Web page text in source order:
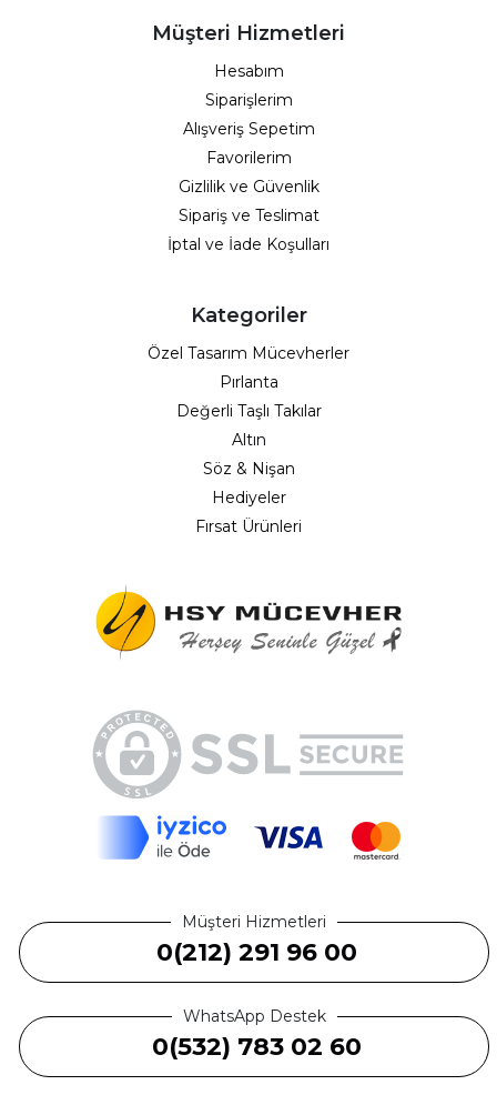
Müşteri Hizmetleri
Hesabım
Siparişlerim
Alışveriş Sepetim
Favorilerim
Gizlilik ve Güvenlik
Sipariş ve Teslimat
İptal ve İade Koşulları
Kategoriler
Özel Tasarım Mücevherler
Pırlanta
Değerli Taşlı Takılar
Altın
Söz & Nişan
Hediyeler
Fırsat Ürünleri
Müşteri Hizmetleri
0(212) 291 96 00
WhatsApp Destek
0(532) 783 02 60